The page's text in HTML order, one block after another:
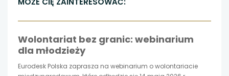
się
w
się
w
się
w
Wolontariat bez granic: webinarium
dla młodzieży
Eurodesk Polska zaprasza na webinarium o wolontariacie